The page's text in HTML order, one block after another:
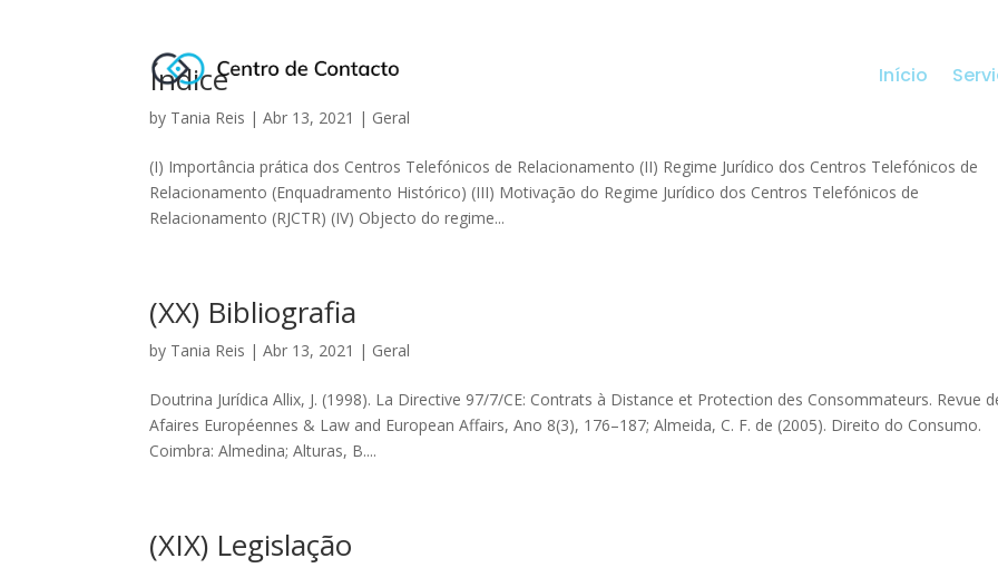
Início
Índice
by Tania Reis |Abr 13, 2021 | Geral
(I) Importância prática dos Centros Telefónicos de Relacionamento (II) Regime Jurídico dos Centros Telefónicos de
Relacionamento (Enquadramento Histórico) (III) Motivação do Regime Jurídico dos Centros Telefónicos de
Relacionamento (RJCTR) (IV) Objecto do regime...
(XX) Bibliografia
by Tania Reis |Abr 13, 2021 | Geral
Doutrina Jurídica Allix, J. (1998). La Directive 97/7/CE: Contrats à Distance et Protection des Consommateurs. Revue
Afaires Européennes & Law and European Affairs, Ano 8(3), 176–187; Almeida, C. F. de (2005). Direito do Consumo.
Coimbra: Almedina; Alturas, B....
(XIX) Legislação